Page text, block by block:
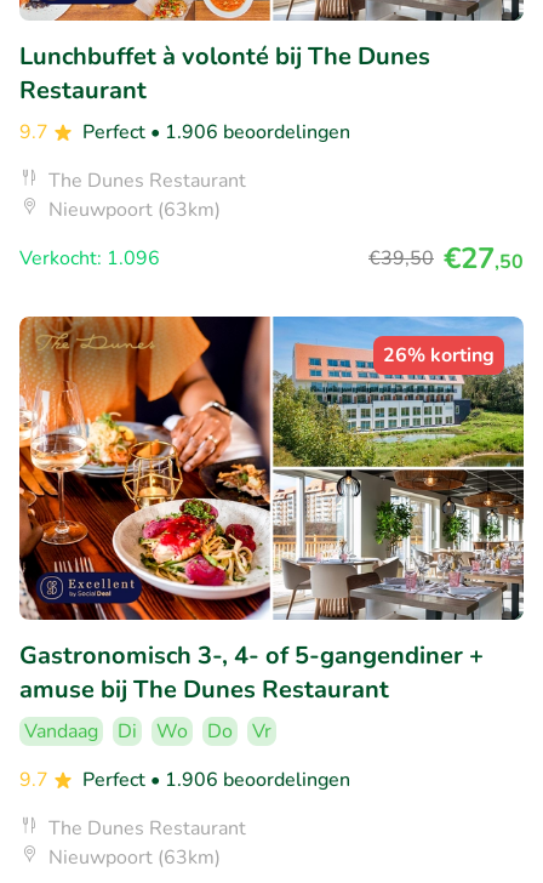
Lunchbuffet à volonté bij The Dunes
Restaurant
9.7 Perfect • 1.906 beoordelingen
The Dunes Restaurant
Nieuwpoort (63km)
Verkocht: 1.096
€39,50 €27,50
26% korting
Gastronomisch 3-, 4- of 5-gangendiner +
amuse bij The Dunes Restaurant
Vandaag Di Wo Do
Vr
9.7
Perfect • 1.906 beoordelingen
The Dunes Restaurant
Nieuwpoort (63km)